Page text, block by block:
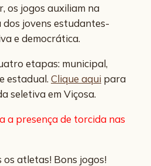
os jogos auxiliam na
jovens estudantes-
e democrática.
etapas: municipal,
estadual. Clique aqui para
seletiva em Viçosa.
a presença de torcida nas
atletas! Bons jogos!